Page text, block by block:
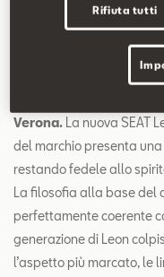
sensazione di
dinamica del modello
Verona. La nuova SEAT
del marchio presenta
restando fedele allo
La filosofia alla base del
perfettamente coerente
generazione di Leon
l’aspetto più marcato, le
Rifiuta tutti